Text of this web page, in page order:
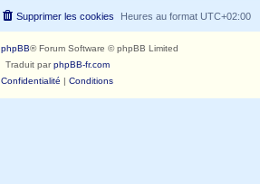
Heures au format UTC+02:00
Supprimer les cookies
phpBB® Forum Software © phpBB Limited
Traduit parphpBB-fr.com
Confidentialité | Conditions